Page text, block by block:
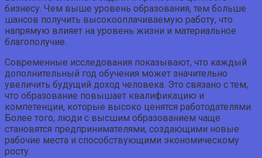
бизнесу. Чем выше уровень образования, тем больше
шансов получить высокооплачиваемую работу, что
напрямую влияет на уровень жизни и материальное
благополучие.
Современные исследования показывают, что каждый
дополнительный год обучения может значительно
увеличить будущий доход человека. Это связано с тем,
что образование повышает квалификацию и
компетенции, которые высоко ценятся работодателями.
Более того, люди с высшим образованием чаще
становятся предпринимателями, создающими новые
рабочие места и способствующими экономическому
росту.